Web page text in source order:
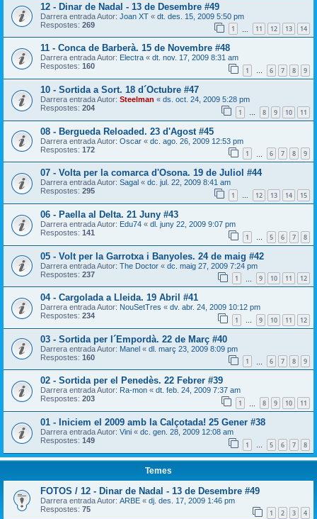
12 - Dinar de Nadal - 13 de Desembre #49
Darrera entrada Autor: Joan XT « dt. des. 15, 2009 5:50 pm
Respostes: 269 1 11 12 13 14
11 - Conca de Barberà. 15 de Novembre #48
Darrera entrada Autor: Electra « dt. nov. 17, 2009 8:31 am
Respostes: 160 1 … 6 7 8 9
10 - Sortida a Sort. 18 d´Octubre #47
Darrera entrada Autor: Steelman « ds. oct. 24, 2009 5:28 pm
Respostes: 204 1 … 8 9 10 11
08 - Bergueda Reloaded. 23 d'Agost #45
Darrera entrada Autor: Oscar « dc. ago. 26, 2009 12:53 pm
Respostes: 172 1 6 7 8 9
07 - Volta per la comarca d'Osona. 19 de Juliol #44
Darrera entrada Autor: Sagal « dc. jul. 22, 2009 8:41 am
Respostes: 295 1 … 12 13 14 15
06 - Paella al Delta. 21 Juny #43
Darrera entrada Autor: Edu74 « dl. juny 22, 2009 9:07 pm
Respostes: 141 1 5 6 7 8
05 - Volt per la Garrotxa i Banyoles. 24 de maig #42
Darrera entrada Autor: The Doctor « dc. maig 27, 2009 7:24 pm
Respostes: 237 1 9 10 11 12
04 - Cargolada a Lleida. 19 Abril #41
Darrera entrada Autor: NouSetTres « dv. abr. 24, 2009 10:12 pm
Respostes: 234 1 … 9 10 11 12
03 - Sortida per l´Empordà. 22 de Març #40
Darrera entrada Autor: Manel « dl. març 23, 2009 8:09 pm
Respostes: 160 1 6 7 8 9
02 - Sortida per el Penedès. 22 Febrer #39
Darrera entrada Autor: Ra-mon « dt. feb. 24, 2009 7:37 am
Respostes: 203 1 8 9 10 11
01 - Iniciem el 2009 amb la Calçotada! 25 Gener #38
Darrera entrada Autor: Vini « dc. gen. 28, 2009 12:08 am
Respostes: 149 1 … 5 6 7 8
Temes
FOTOS / 12 - Dinar de Nadal - 13 de Desembre #49
Darrera entrada Autor: ARBE « dj. des. 17, 2009 1:46 pm
Respostes: 75 1 2 3 4